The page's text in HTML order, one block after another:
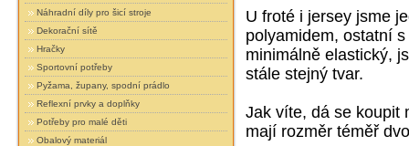
Náhradní díly pro šicí stroje
Dekorační sítě
Hračky
Sportovní potřeby
Pyžama, župany, spodní prádlo
Reflexní prvky a doplňky
Potřeby pro malé děti
Obalový materiál
U froté i jersey jsme
polyamidem, ostatní
minimálně elastický,
stále stejný tvar.
Jak víte, dá se koupit
mají rozměr téměř